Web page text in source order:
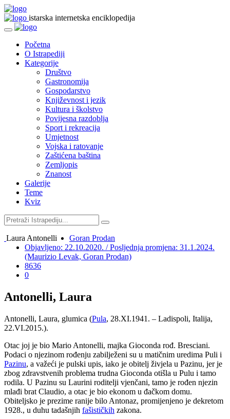
istarska internetska enciklopedija
Početna
O Istrapediji
Kategorije
Društvo
Gastronomija
Gospodarstvo
Književnost i jezik
Kultura i školstvo
Povijesna razdoblja
Sport i rekreacija
Umjetnost
Vojska i ratovanje
Zaštićena baština
Zemljopis
Znanost
Galerije
Teme
Kviz
Laura Antonelli
Goran Prodan
Objavljeno: 22.10.2020. / Posljednja promjena: 31.1.2024.
(Maurizio Levak, Goran Prodan)
8636
0
Antonelli, Laura
Antonelli, Laura, glumica (Pula, 28.XI.1941. – Ladispoli, Italija,
22.VI.2015.).
Otac joj je bio Mario Antonelli, majka Gioconda rođ. Bresciani.
Podaci o njezinom rođenju zabilježeni su u matičnim uredima Puli i
Pazinu, a važeći je pulski upis, iako je obitelj živjela u Pazinu, jer je
zbog zdravstvenih problema trudna Gioconda otišla u Pulu i tamo
rodila. U Pazinu su Laurini roditelji vjenčani, tamo je rođen njezin
mlađi brat Claudio, a otac je bio ekonom u đačkom domu.
Obiteljsko je prezime ranije bilo Antonaz, promijenjeno je dekretom
1928., u duhu tadašnjih fašističkih zakona.